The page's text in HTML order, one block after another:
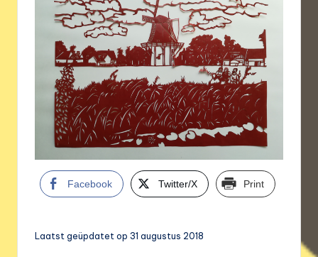
Facebook Twitter/X Print
Laatst geüpdatet op 31 augustus 2018